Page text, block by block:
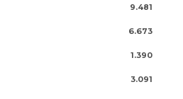
9.481
6.673
1.390
3.091